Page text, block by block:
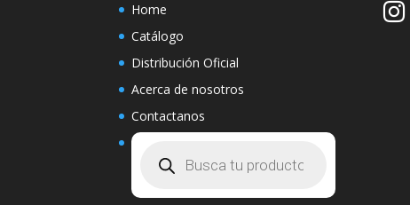
Home
Catálogo
Distribución Oficial
Acerca de nosotros
Contactanos